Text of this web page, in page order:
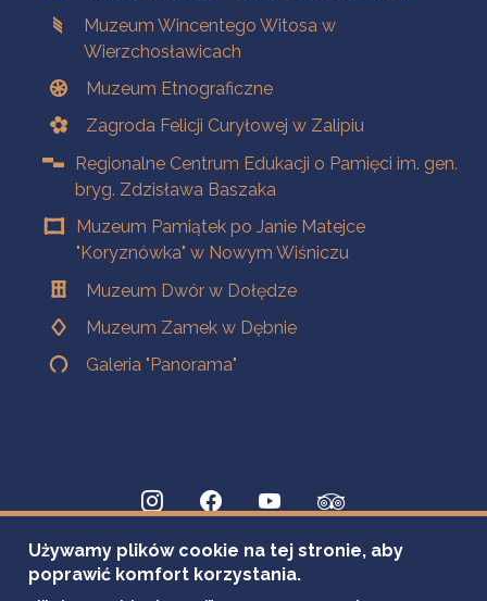
Muzeum Wincentego Witosa w
Wierzchosławicach
Muzeum Etnograficzne
Zagroda Felicji Curyłowej w Zalipiu
Regionalne Centrum Edukacji o Pamięci im. gen.
bryg. Zdzisława Baszaka
Muzeum Pamiątek po Janie Matejce
"Koryznówka" w Nowym Wiśniczu
Muzeum Dwór w Dołędze
Muzeum Zamek w Dębnie
Galeria "Panorama"
Używamy plików cookie na tej stronie, aby
poprawić komfort korzystania.